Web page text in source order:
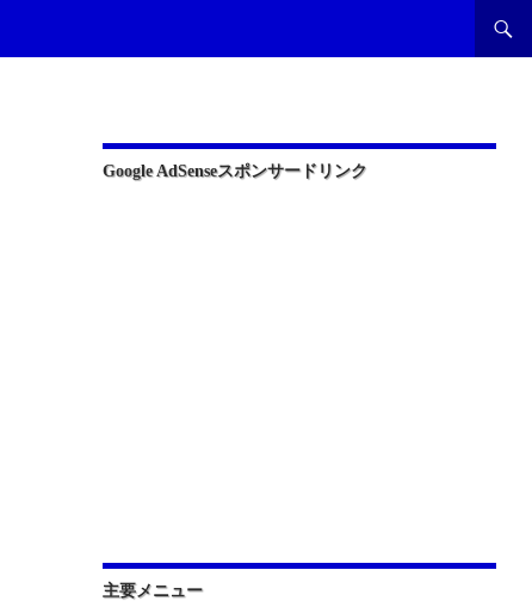
Google AdSenseスポンサードリンク
主要メニュー